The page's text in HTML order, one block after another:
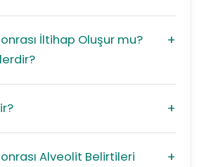
İltihap Oluşur mu?
Alveolit Belirtileri